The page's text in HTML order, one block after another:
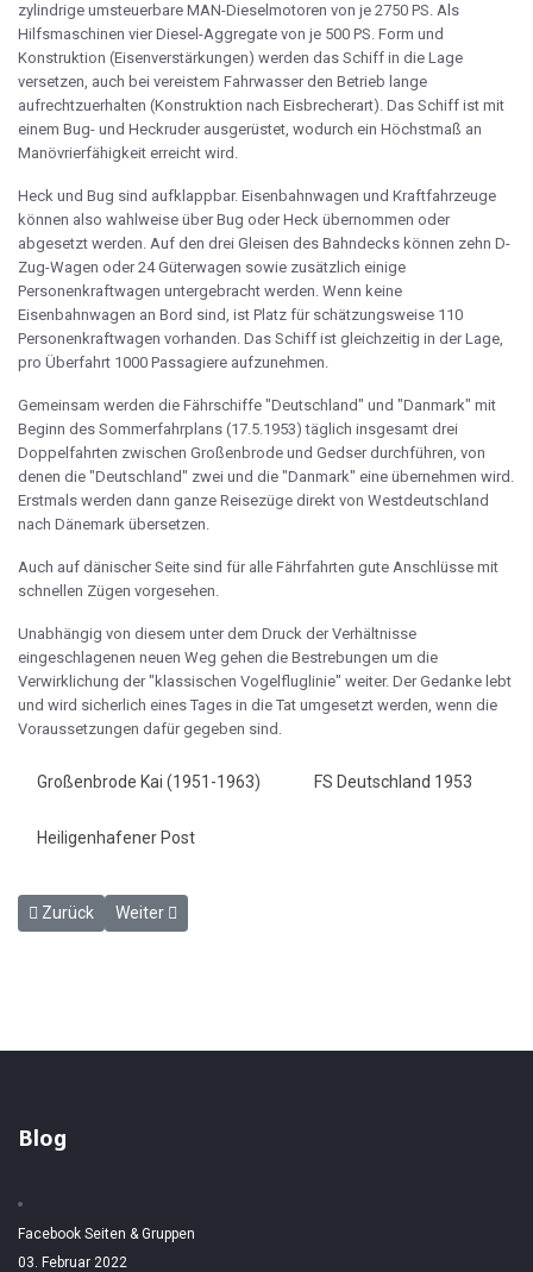
zylindrige umsteuerbare MAN-Dieselmotoren von je 2750 PS. Als
Hilfsmaschinen vier Diesel-Aggregate von je 500 PS. Form und
Konstruktion (Eisenverstärkungen) werden das Schiff in die Lage
versetzen, auch bei vereistem Fahrwasser den Betrieb lange
aufrechtzuerhalten (Konstruktion nach Eisbrecherart). Das Schiff ist mit
einem Bug- und Heckruder ausgerüstet, wodurch ein Höchstmaß an
Manövrierfähigkeit erreicht wird.
Heck und Bug sind aufklappbar. Eisenbahnwagen und Kraftfahrzeuge
können also wahlweise über Bug oder Heck übernommen oder
abgesetzt werden. Auf den drei Gleisen des Bahndecks können zehn D-
Zug-Wagen oder 24 Güterwagen sowie zusätzlich einige
Personenkraftwagen untergebracht werden. Wenn keine
Eisenbahnwagen an Bord sind, ist Platz für schätzungsweise 110
Personenkraftwagen vorhanden. Das Schiff ist gleichzeitig in der Lage,
pro Überfahrt 1000 Passagiere aufzunehmen.
Gemeinsam werden die Fährschiffe "Deutschland" und "Danmark" mit
Beginn des Sommerfahrplans (17.5.1953) täglich insgesamt drei
Doppelfahrten zwischen Großenbrode und Gedser durchführen, von
denen die "Deutschland" zwei und die "Danmark" eine übernehmen wird.
Erstmals werden dann ganze Reisezüge direkt von Westdeutschland
nach Dänemark übersetzen.
Auch auf dänischer Seite sind für alle Fährfahrten gute Anschlüsse mit
schnellen Zügen vorgesehen.
Unabhängig von diesem unter dem Druck der Verhältnisse
eingeschlagenen neuen Weg gehen die Bestrebungen um die
Verwirklichung der "klassischen Vogelfluglinie" weiter. Der Gedanke lebt
und wird sicherlich eines Tages in die Tat umgesetzt werden, wenn die
Voraussetzungen dafür gegeben sind.
Großenbrode Kai (1951-1963) FS Deutschland 1953
Heiligenhafener Post
Vorheriger Beitrag: „Deutschland" in Dienst gestellt - HP 12.5.1953
Zurück Nächster Beitrag: Großenbrode hilft dem Arbeitsamt -
Weiter
Blog
Facebook Seiten & Gruppen
03. Februar 2022